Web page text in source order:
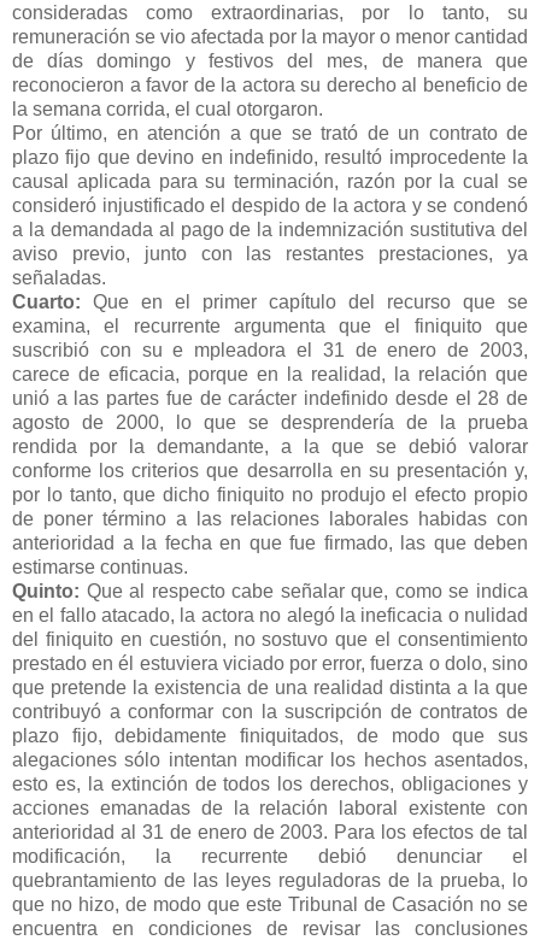
consideradas como extraordinarias, por lo tanto, su
remuneración se vio afectada por la mayor o menor cantidad
de días domingo y festivos del mes, de manera que
reconocieron a favor de la actora su derecho al beneficio de
la semana corrida, el cual otorgaron.
Por último, en atención a que se trató de un contrato de
plazo fijo que devino en indefinido, resultó improcedente la
causal aplicada para su terminación, razón por la cual se
consideró injustificado el despido de la actora y se condenó
a la demandada al pago de la indemnización sustitutiva del
aviso previo, junto con las restantes prestaciones, ya
señaladas.
Cuarto: Que en el primer capítulo del recurso que se
examina, el recurrente argumenta que el finiquito que
suscribió con su e mpleadora el 31 de enero de 2003,
carece de eficacia, porque en la realidad, la relación que
unió a las partes fue de carácter indefinido desde el 28 de
agosto de 2000, lo que se desprendería de la prueba
rendida por la demandante, a la que se debió valorar
conforme los criterios que desarrolla en su presentación y,
por lo tanto, que dicho finiquito no produjo el efecto propio
de poner término a las relaciones laborales habidas con
anterioridad a la fecha en que fue firmado, las que deben
estimarse continuas.
Quinto: Que al respecto cabe señalar que, como se indica
en el fallo atacado, la actora no alegó la ineficacia o nulidad
del finiquito en cuestión, no sostuvo que el consentimiento
prestado en él estuviera viciado por error, fuerza o dolo, sino
que pretende la existencia de una realidad distinta a la que
contribuyó a conformar con la suscripción de contratos de
plazo fijo, debidamente finiquitados, de modo que sus
alegaciones sólo intentan modificar los hechos asentados,
esto es, la extinción de todos los derechos, obligaciones y
acciones emanadas de la relación laboral existente con
anterioridad al 31 de enero de 2003. Para los efectos de tal
modificación, la recurrente debió denunciar el
quebrantamiento de las leyes reguladoras de la prueba, lo
que no hizo, de modo que este Tribunal de Casación no se
encuentra en condiciones de revisar las conclusiones